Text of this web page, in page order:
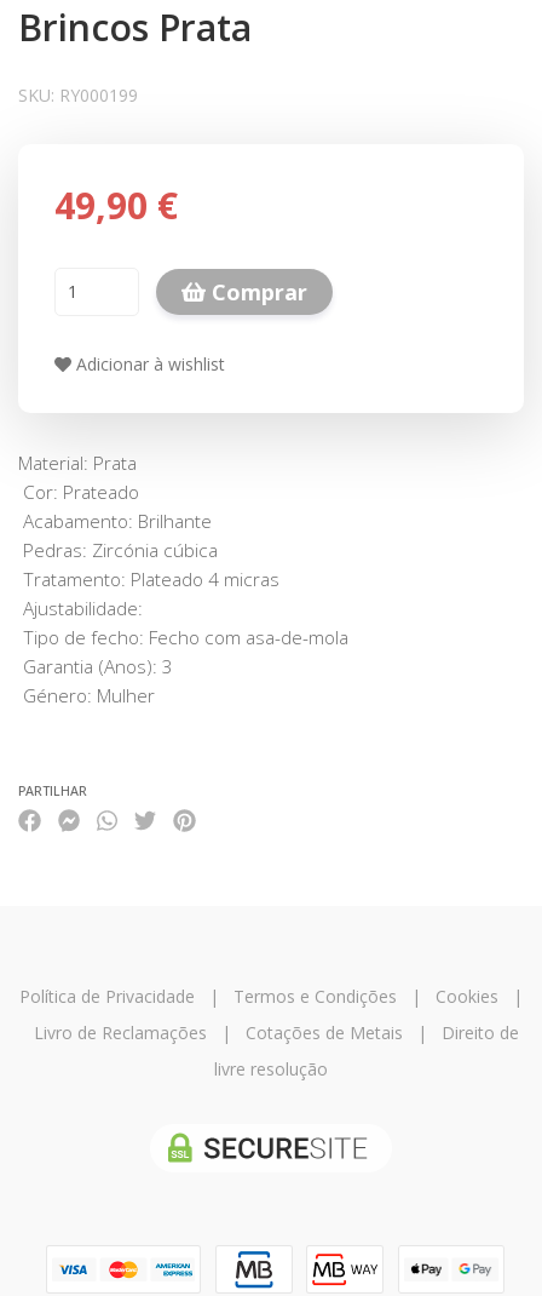
Brincos Prata
SKU: RY000199
49,90 €
Comprar
Adicionar à wishlist
Material: Prata
Cor: Prateado
Acabamento: Brilhante
Pedras: Zircónia cúbica
Tratamento: Plateado 4 micras
Ajustabilidade:
Tipo de fecho: Fecho com asa-de-mola
Garantia (Anos): 3
Género: Mulher
PARTILHAR
Política de Privacidade | Termos e Condições | Cookies |
Livro de Reclamações | Cotações de Metais |
Direito de
livre resolução